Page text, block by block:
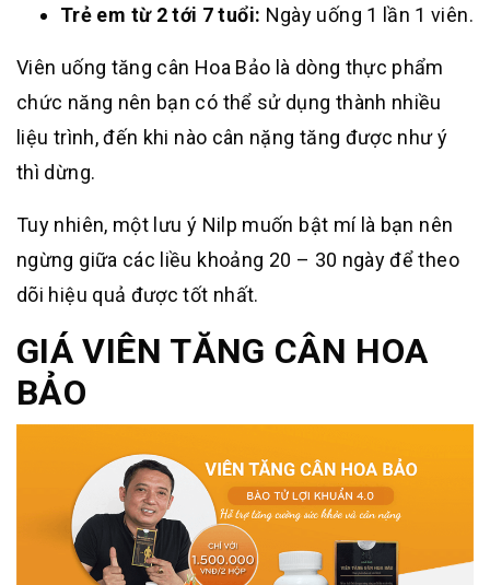
Trẻ em từ 2 tới 7 tuổi: Ngày uống 1 lần 1 viên.
Viên uống tăng cân Hoa Bảo là dòng thực phẩm
chức năng nên bạn có thể sử dụng thành nhiều
liệu trình, đến khi nào cân nặng tăng được như ý
thì dừng.
Tuy nhiên, một lưu ý Nilp muốn bật mí là bạn nên
ngừng giữa các liều khoảng 20 – 30 ngày để theo
dõi hiệu quả được tốt nhất.
GIÁ VIÊN TĂNG CÂN HOA
BẢO